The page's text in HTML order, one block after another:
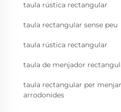
taula rústica rectangular
taula rectangular sense peu
taula rústica rectangular
taula de menjador
taula rectangular per
arrodonides